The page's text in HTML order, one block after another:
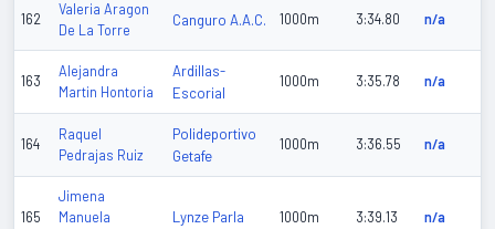
162
Valeria Aragon
De La Torre
Canguro A.A.C. 1000m 3:34.80 n/a
163
Alejandra
Martin Hontoria
Ardillas-
Escorial
1000m 3:35.78 n/a
164
Raquel
Pedrajas Ruiz
Polideportivo
Getafe
1000m 3:36.55 n/a
165
Jimena
Manuela
Lynze Parla 1000m 3:39.13 n/a